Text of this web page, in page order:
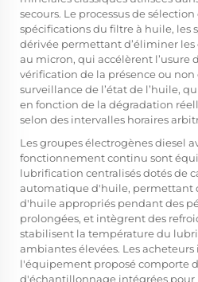
secours. Le processus de
spécifications du filtre à huile, les
dérivée permettant d’éliminer
au micron, qui accélèrent l’usure
vérification de la présence ou non
surveillance de l’état de l’huile,
en fonction de la dégradation
selon des intervalles horaires
Les groupes électrogènes diesel
fonctionnement continu sont
lubrification centralisés dotés de
automatique d'huile, permettant
d'huile appropriés pendant des
prolongées, et intègrent des
stabilisent la température du
ambiantes élevées. Les
l'équipement proposé comporte
d'échantillonnage intégrées pour